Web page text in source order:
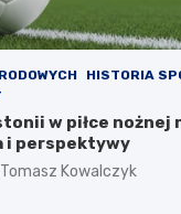
HISTORIA
w piłce nożnej
i perspektywy
Tomasz Kowalczyk